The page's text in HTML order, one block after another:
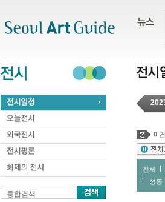
통합검색
0 건
전체
성동